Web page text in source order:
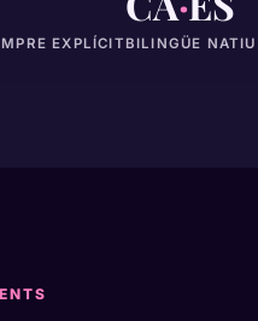
EXPLÍCIT BILINGÜE NATIU